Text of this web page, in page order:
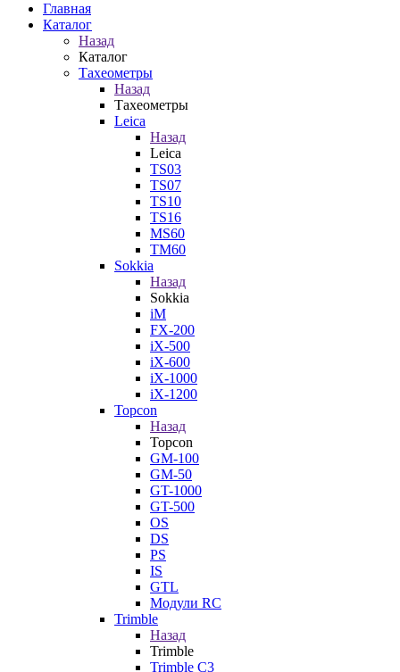
Главная
Каталог
Назад
Каталог
Тахеометры
Назад
Тахеометры
Leica
Назад
Leica
TS03
TS07
TS10
TS16
MS60
TM60
Sokkia
Назад
Sokkia
iM
FX-200
iX-500
iX-600
iX-1000
iX-1200
Topcon
Назад
Topcon
GM-100
GM-50
GT-1000
GT-500
OS
DS
PS
IS
GTL
Модули RC
Trimble
Назад
Trimble
Trimble C3